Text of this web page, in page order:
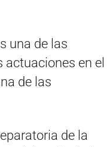
una de las
en el
de las
de la